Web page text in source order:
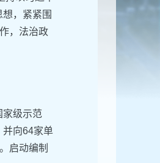
，紧紧围
，法治政
家级示范
并向64家单
启动编制